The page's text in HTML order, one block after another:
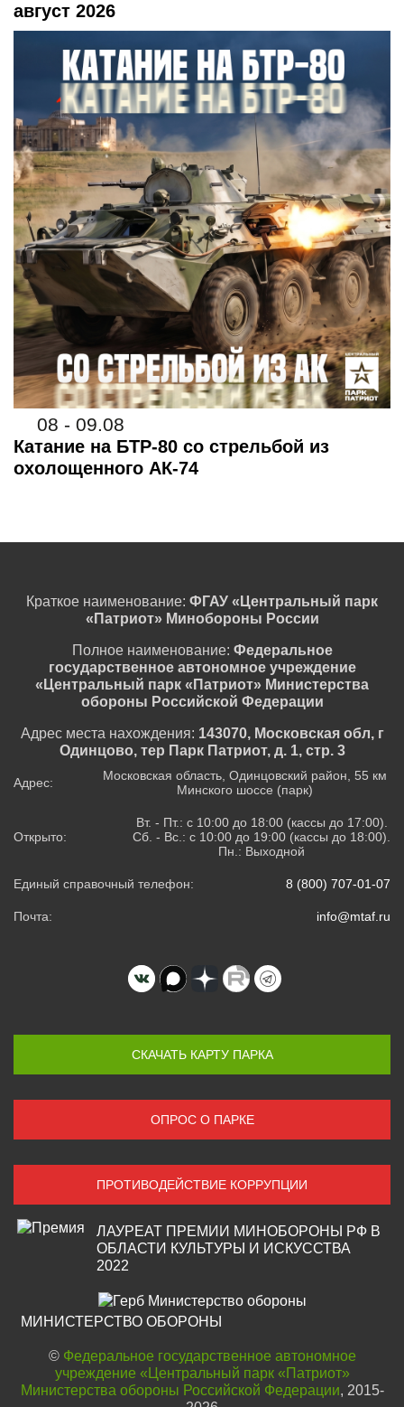
август 2026
08 - 09.08
Катание на БТР-80 со стрельбой из
охолощенного АК-74
Краткое наименование: ФГАУ «Центральный парк
«Патриот» Минобороны России
Полное наименование: Федеральное
государственное автономное учреждение
«Центральный парк «Патриот» Министерства
обороны Российской Федерации
Адрес места нахождения: 143070, Московская обл, г
Одинцово, тер Парк Патриот, д. 1, стр. 3
Адрес:
Московская область, Одинцовский район, 55 км
Минского шоссе (парк)
Открыто:
Вт. - Пт.: с 10:00 до 18:00 (кассы до 17:00).
Сб. - Вс.: с 10:00 до 19:00 (кассы до 18:00).
Пн.: Выходной
Единый справочный телефон: 8 (800) 707-01-07
Почта: info@mtaf.ru
СКАЧАТЬ КАРТУ ПАРКА
ОПРОС О ПАРКЕ
ПРОТИВОДЕЙСТВИЕ КОРРУПЦИИ
ЛАУРЕАТ ПРЕМИИ МИНОБОРОНЫ РФ В
ОБЛАСТИ КУЛЬТУРЫ И ИСКУССТВА
2022
МИНИСТЕРСТВО ОБОРОНЫ
© Федеральное государственное автономное
учреждение «Центральный парк «Патриот»
Министерства обороны Российской Федерации, 2015-